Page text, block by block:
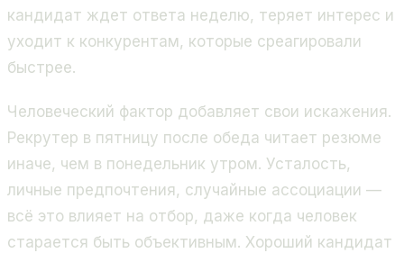
кандидат ждет ответа неделю, теряет интерес и
уходит к конкурентам, которые среагировали
быстрее.
Человеческий фактор добавляет свои искажения.
Рекрутер в пятницу после обеда читает резюме
иначе, чем в понедельник утром. Усталость,
личные предпочтения, случайные ассоциации —
всё это влияет на отбор, даже когда человек
старается быть объективным. Хороший кандидат